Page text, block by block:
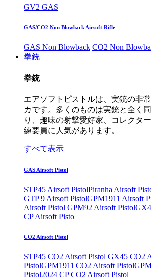
GV2 GAS
GAS/CO2 Non Blowback Airsoft Rifle
GAS Non Blowback CO2 Non
拳銃
拳銃
エアソフトピストルは、実銃の非
カです。多くのものは実銃と全く
り、趣味の射撃愛好家、コレクタ
練要員に人気があります。
すべて表示
GAS Airsoft Pistol
STP45 Airsoft PistolPiranha Airsoft
GTP 9 Airsoft PistolGPM1911 Airsoft
Airsoft Pistol GPM92 Airsoft Pistol
CP Airsoft Pistol
CO2 Airsoft Pistol
STP45 CO2 Airsoft Pistol GX45 CO2
PistolGPM1911 CO2 Airsoft Pistol
Pistol2024 CP CO2 Airsoft Pistol